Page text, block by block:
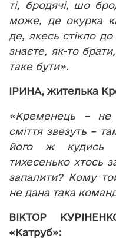
ті, бродячі, шо
може, де окурка
де, якесь стікло
знаєте, як-то
таке бути».
ІРИНА, жителька
«Кременець –
сміття звезуть –
його ж кудись
тихесенько хтось
запалити? Кому
не дана така
ВІКТОР
«Катруб»: